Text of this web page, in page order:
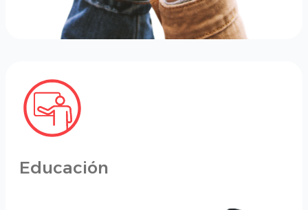
Educación